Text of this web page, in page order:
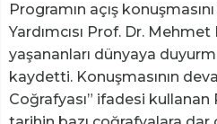
Programın açış
Yardımcısı Prof. Dr. Mehmet
yaşananları dünyaya
kaydetti. Konuşmasının
Coğrafyası” ifadesi kullanan